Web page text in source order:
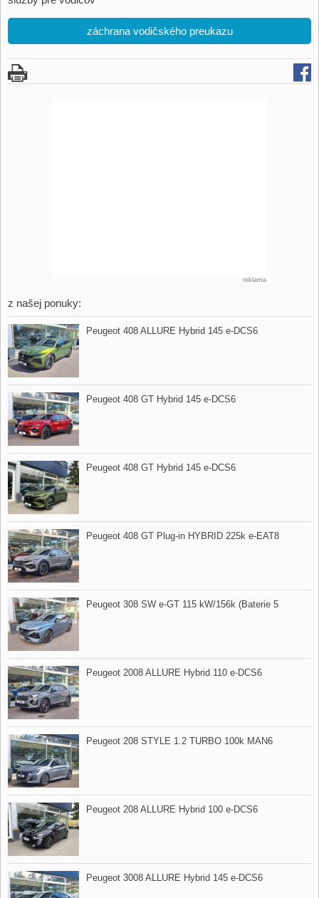
záchrana vodičského preukazu
reklama
z našej ponuky:
Peugeot 408 ALLURE Hybrid 145 e​-DCS6
Peugeot 408 GT Hybrid 145 e​-DCS6
Peugeot 408 GT Hybrid 145 e​-DCS6
Peugeot 408 GT Plug​-in HYBRID 225k e​-EAT8
Peugeot 308 SW e​-GT 115 kW/156k (Baterie 5
Peugeot 2008 ALLURE Hybrid 110 e​-DCS6
Peugeot 208 STYLE 1.2 TURBO 100k MAN6
Peugeot 208 ALLURE Hybrid 100 e​-DCS6
Peugeot 3008 ALLURE Hybrid 145 e​-DCS6